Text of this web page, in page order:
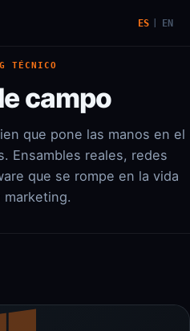
ES EN
TÉCNICO
campo
que pone las manos en el
Ensambles reales, redes
que se rompe en la vida
marketing.